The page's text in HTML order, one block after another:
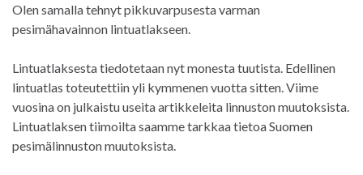
Olen samalla tehnyt pikkuvarpusesta varman
pesimähavainnon lintuatlakseen.
Lintuatlaksesta tiedotetaan nyt monesta tuutista. Edellinen
lintuatlas toteutettiin yli kymmenen vuotta sitten. Viime
vuosina on julkaistu useita artikkeleita linnuston muutoksista.
Lintuatlaksen tiimoilta saamme tarkkaa tietoa Suomen
pesimälinnuston muutoksista.